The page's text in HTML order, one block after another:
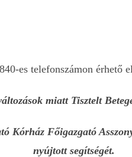
es telefonszámon érhető
miatt Tisztelt
Kórház Főigazgató
nyújtott segítségét.